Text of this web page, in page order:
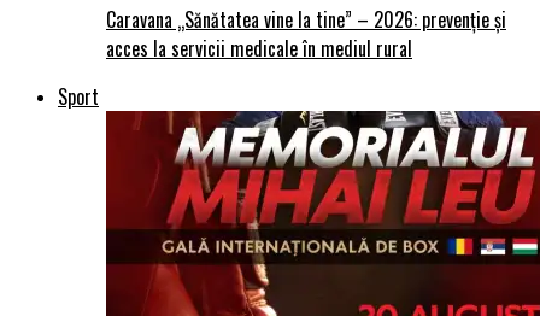
Caravana „Sănătatea vine la tine” – 2026: prevenție și
acces la servicii medicale în mediul rural
Sport